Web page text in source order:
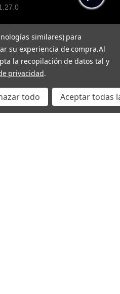
similares) para
su experiencia de compra.Al
la recopilación de datos tal y
privacidad.
todo Aceptar todas